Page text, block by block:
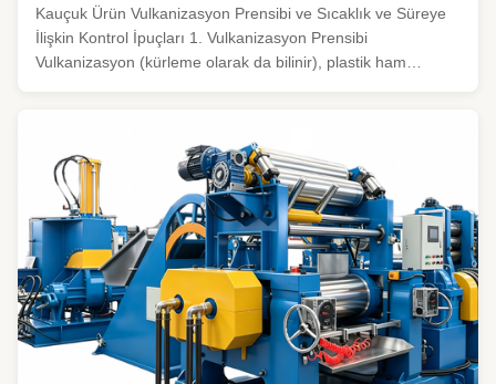
Kauçuk Ürün Vulkanizasyon Prensibi ve Sıcaklık ve Süreye
İlişkin Kontrol İpuçları 1. Vulkanizasyon Prensibi
Vulkanizasyon (kürleme olarak da bilinir), plastik ham